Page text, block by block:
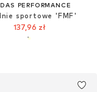
PERFORMANCE
sportowe 'FMF'
137,96 zł